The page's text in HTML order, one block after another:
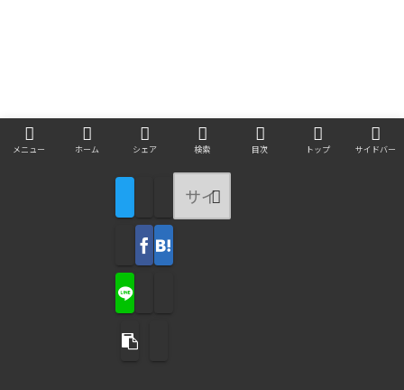
メニュー ホーム シェア 検索 目次 トップ サイドバー